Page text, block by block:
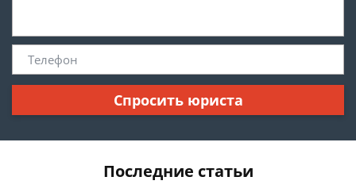
Спросить юриста
Последние статьи